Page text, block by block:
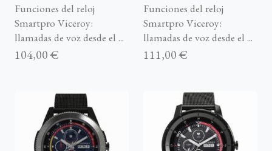
Funciones del reloj
Smartpro Viceroy:
llamadas de voz desde el ...
104,00 €
Funciones del reloj
Smartpro Viceroy:
llamadas de voz desde el ...
111,00 €